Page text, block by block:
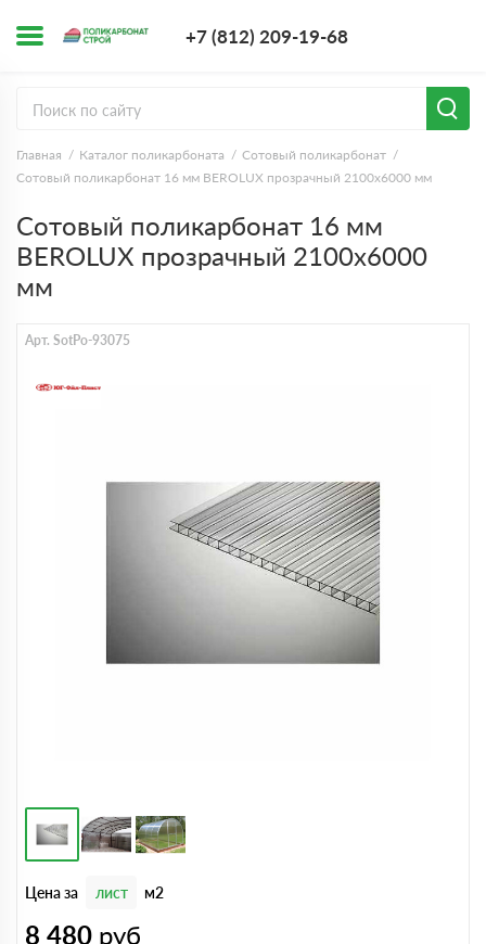
+7 (812) 209-19-68
Главная Каталог поликарбоната
Сотовый поликарбонат
Сотовый поликарбонат 16 мм BEROLUX прозрачный 2100х6000 мм
Сотовый поликарбонат 16 мм
BEROLUX прозрачный 2100х6000
мм
Арт. SotPo-93075
Цена за лист м2
8 480 руб